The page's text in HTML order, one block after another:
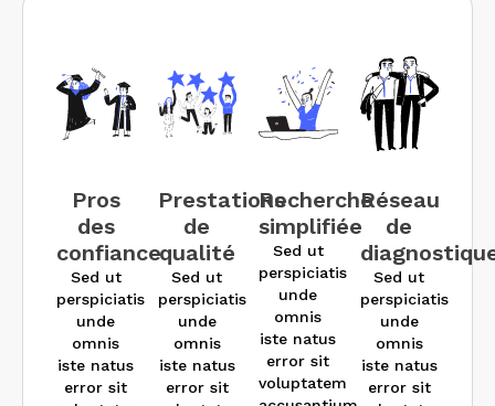
Pros
des
confiance
Sed ut
perspiciatis
unde
omnis
iste natus
error sit
Prestations
de
qualité
Sed ut
perspiciatis
unde
omnis
iste natus
error sit
Recherche
simplifiée
Sed ut
perspiciatis
unde
omnis
iste natus
error sit
voluptatem
Réseau
de
Sed ut
perspiciatis
unde
omnis
iste natus
error sit